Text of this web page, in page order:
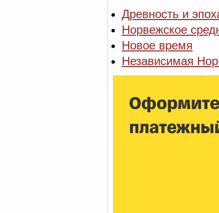
Древность и
Норвежское
Новое время
Независимая